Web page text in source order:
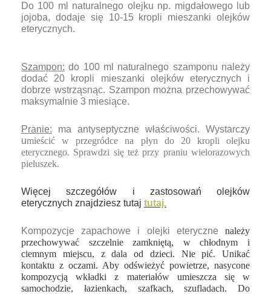
Do 100 ml naturalnego olejku np. migdałowego lub
jojoba, dodaje się 10-15 kropli mieszanki olejków
eterycznych.
Szampon: do 100 ml naturalnego szamponu należy
dodać 20 kropli mieszanki olejków eterycznych i
dobrze wstrząsnąc. Szampon można przechowywać
maksymalnie 3 miesiące.
Pranie: ma antyseptyczne właściwości. Wystarczy
umieścić w przegródce na płyn do 20 kropli olejku
eterycznego. Sprawdzi się też przy praniu wielorazowych
pieluszek.
Więcej szczegółów i zastosowań olejków
eterycznych znajdziesz tutaj tutaj.
Kompozycje zapachowe i olejki eteryczne należy
przechowywać szczelnie zamkniętą, w chłodnym i
ciemnym miejscu, z dala od dzieci. Nie pić. Unikać
kontaktu z oczami. Aby odświeżyć powietrze, nasycone
kompozycją wkładki z materiałów umieszcza się w
samochodzie, łazienkach, szafkach, szufladach. Do